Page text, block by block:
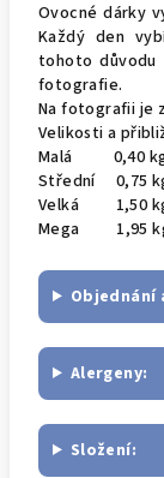
Ovocné dárky
Každý den
tohoto
fotografie.
Na fotografii je
Velikosti a
Malá 0,40
Střední 0,75
Velká 1,50
Mega 1,95
Objednání
Alergeny:
Složení: